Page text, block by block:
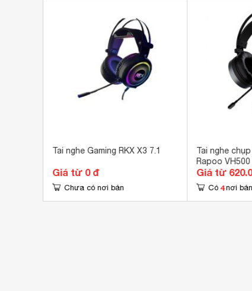
Tai nghe Gaming RKX X3 7.1
Giá từ 0 đ
Chưa có nơi bán
Tai nghe
Rapoo VH500
Giá từ
Có 4 nơi bán